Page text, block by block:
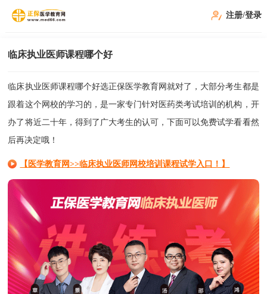
注册/登录
临床执业医师课程哪个好
临床执业医师课程哪个好选正保医学教育网就对了，大部分考生都是
跟着这个网校的学习的，是一家专门针对医药类考试培训的机构，开
办了将近二十年，得到了广大考生的认可，下面可以免费试学看看然
后再决定哦！
【医学教育网>>临床执业医师网校培训课程试学入口！】